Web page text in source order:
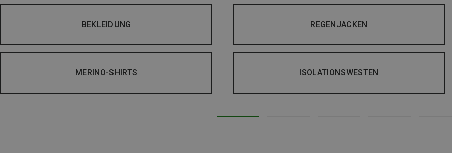
BEKLEIDUNG REGENJACKEN
MERINO-SHIRTS ISOLATIONSWESTEN